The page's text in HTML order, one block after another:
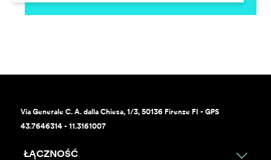
Via Generale C. A. dalla Chiesa, 1/3, 50136 Firenze FI - GPS
43.7646314 - 11.3161007
ŁĄCZNOŚĆ